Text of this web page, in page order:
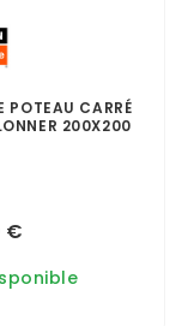
POTEAU CARRÉ
200X200
€